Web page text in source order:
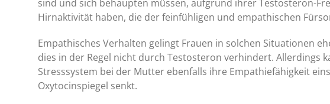
sind und sich behaupten müssen, aufgrund ihrer Testosteron-
Hirnaktivität haben, die der feinfühligen und empathischen
Empathisches Verhalten gelingt Frauen in solchen Situationen
dies in der Regel nicht durch Testosteron verhindert. Allerdings
Stresssystem bei der Mutter ebenfalls ihre Empathiefähigkeit
Oxytocinspiegel senkt.